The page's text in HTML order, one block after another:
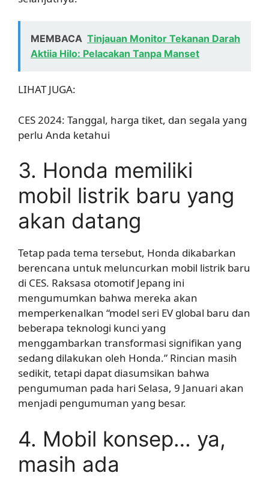
MEMBACA Tinjauan Monitor Tekanan Darah
Aktiia Hilo: Pelacakan Tanpa Manset
LIHAT JUGA:
CES 2024: Tanggal, harga tiket, dan segala yang
perlu Anda ketahui
3. Honda memiliki
mobil listrik baru yang
akan datang
Tetap pada tema tersebut, Honda dikabarkan
berencana untuk meluncurkan mobil listrik baru
di CES. Raksasa otomotif Jepang ini
mengumumkan bahwa mereka akan
memperkenalkan “model seri EV global baru dan
beberapa teknologi kunci yang
menggambarkan transformasi signifikan yang
sedang dilakukan oleh Honda.” Rincian masih
sedikit, tetapi dapat diasumsikan bahwa
pengumuman pada hari Selasa, 9 Januari akan
menjadi pengumuman yang besar.
4. Mobil konsep… ya,
masih ada